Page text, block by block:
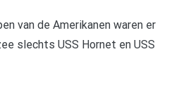
van de Amerikanen waren er
slechts USS Hornet en USS